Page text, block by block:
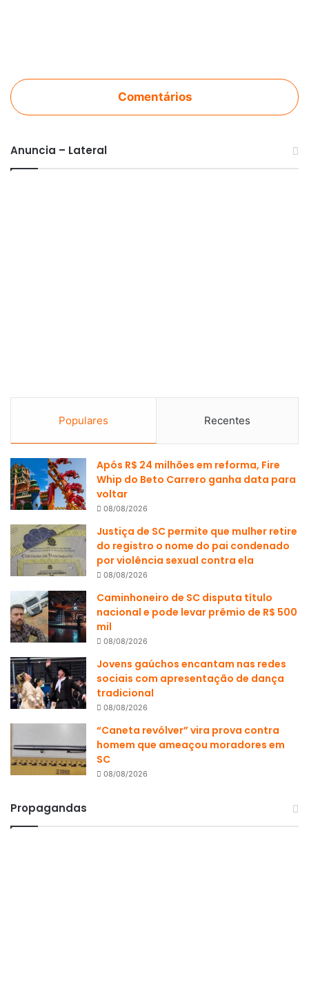
Comentários
Anuncia – Lateral
Populares Recentes
Após R$ 24 milhões em reforma, Fire
Whip do Beto Carrero ganha data para
voltar
08/08/2026
Justiça de SC permite que mulher retire
do registro o nome do pai condenado
por violência sexual contra ela
08/08/2026
Caminhoneiro de SC disputa título
nacional e pode levar prêmio de R$ 500
mil
08/08/2026
Jovens gaúchos encantam nas redes
sociais com apresentação de dança
tradicional
08/08/2026
“Caneta revólver” vira prova contra
homem que ameaçou moradores em
SC
08/08/2026
Propagandas